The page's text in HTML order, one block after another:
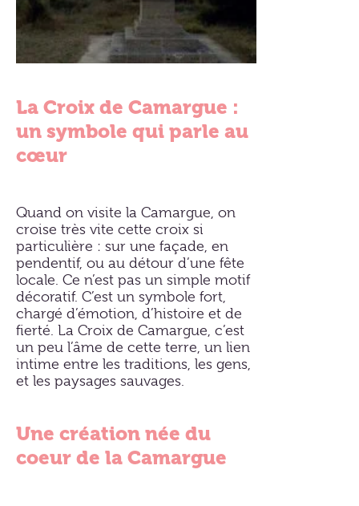
La Croix de Camargue :
un symbole qui parle au
cœur
Quand on visite la Camargue, on
croise très vite cette croix si
particulière : sur une façade, en
pendentif, ou au détour d’une fête
locale. Ce n’est pas un simple motif
décoratif. C’est un symbole fort,
chargé d’émotion, d’histoire et de
fierté. La Croix de Camargue, c’est
un peu l’âme de cette terre, un lien
intime entre les traditions, les gens,
et les paysages sauvages.
Une création née du
coeur de la Camargue